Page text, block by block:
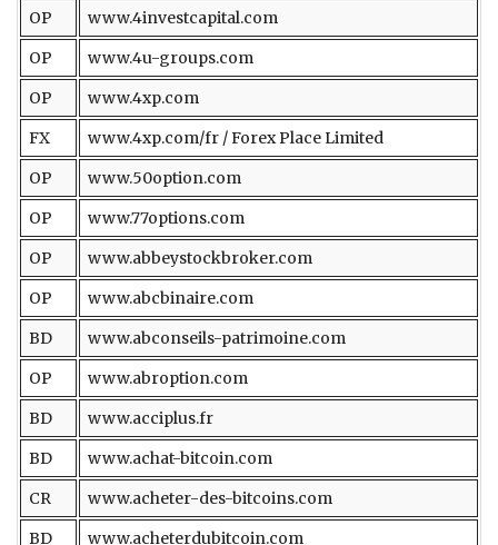
OP
www.4investcapital.com
OP
www.4u-groups.com
OP
www.4xp.com
FX
www.4xp.com/fr / Forex Place Limited
OP
www.50option.com
OP
www.77options.com
OP
www.abbeystockbroker.com
OP
www.abcbinaire.com
BD
www.abconseils-patrimoine.com
OP
www.abroption.com
BD
www.acciplus.fr
BD
www.achat-bitcoin.com
CR
www.acheter-des-bitcoins.com
BD
www.acheterdubitcoin.com